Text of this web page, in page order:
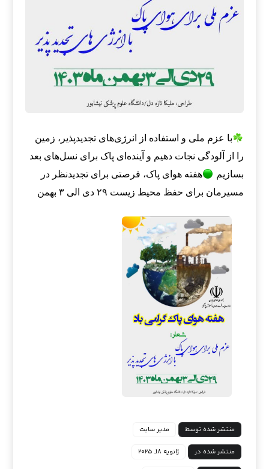
با عزم ملی و استفاده از انرژی‌های تجدیدپذیر، زمین
را از آلودگی نجات دهیم و آینده‌ای پاک برای نسل‌های بعد
بسازیم
هفته هوای پاک، فرصتی برای تجدیدنظر در
مسیرمان برای حفظ محیط زیست ۲۹ دی الی ۳ بهمن
منتشر شده توسط مدیر سایت
منتشر شده در ژانویه ۱۸, ۲۰۲۵